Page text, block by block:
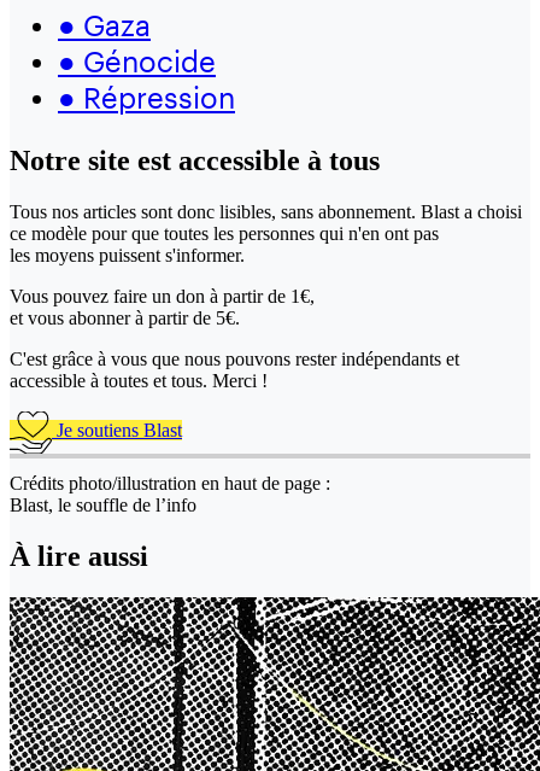
● Gaza
● Génocide
● Répression
Notre site est accessible à tous
Tous nos articles sont donc lisibles, sans abonnement. Blast a choisi
ce modèle pour que toutes les personnes qui n'en ont pas
les moyens puissent s'informer.
Vous pouvez faire un don à partir de 1€,
et vous abonner à partir de 5€.
C'est grâce à vous que nous pouvons rester indépendants et
accessible à toutes et tous. Merci !
Je soutiens Blast
Crédits photo/illustration en haut de page :
Blast, le souffle de l’info
À lire aussi